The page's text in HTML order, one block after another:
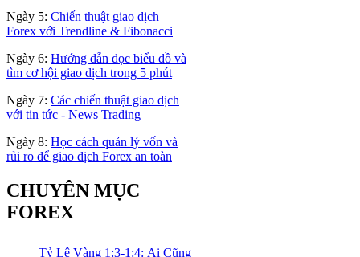
Ngày 5: Chiến thuật giao dịch
Forex với Trendline & Fibonacci
Ngày 6: Hướng dẫn đọc biểu đồ và
tìm cơ hội giao dịch trong 5 phút
Ngày 7: Các chiến thuật giao dịch
với tin tức - News Trading
Ngày 8: Học cách quản lý vốn và
rủi ro để giao dịch Forex an toàn
CHUYÊN MỤC
FOREX
Tỷ Lệ Vàng 1:3-1:4: Ai Cũng